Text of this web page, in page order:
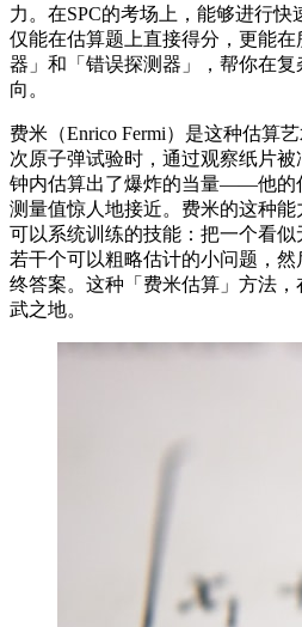
力。在SPC的考场上，能够进行
仅能在估算题上直接得分，更能
器」和「错误探测器」，帮你在
向。
费米（Enrico Fermi）是这种估算
次原子弹试验时，通过观察纸片
钟内估算出了爆炸的当量——他的
测量值惊人地接近。费米的这种
可以系统训练的技能：把一个看
若干个可以粗略估计的小问题，
终答案。这种「费米估算」方法，
武之地。